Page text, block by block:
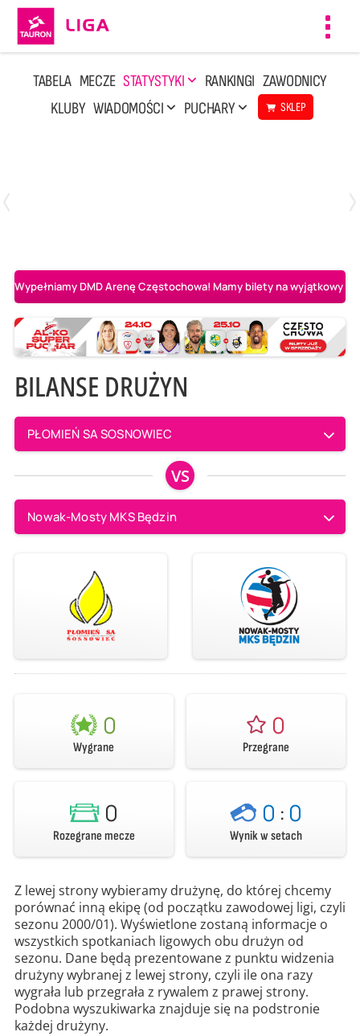
TABELA MECZE STATYSTYKI RANKINGI ZAWODNICY
KLUBY WIADOMOŚCI PUCHARY SKLEP
Wypełniamy DMD Arenę Częstochowa! Mamy bilety na wyjątkowy
BILANSE DRUŻYN
PŁOMIEŃ SA SOSNOWIEC
VS
Nowak-Mosty MKS Będzin
0
Wygrane
0
Przegrane
0
Rozegrane mecze
0 : 0
Wynik w setach
Z lewej strony wybieramy drużynę, do której chcemy
porównać inną ekipę (od początku zawodowej ligi, czyli
sezonu 2000/01). Wyświetlone zostaną informacje o
wszystkich spotkaniach ligowych obu drużyn od
sezonu. Dane będą prezentowane z punktu widzenia
drużyny wybranej z lewej strony, czyli ile ona razy
wygrała lub przegrała z rywalem z prawej strony.
Podobna wyszukiwarka znajduje się na podstronie
każdej drużyny.